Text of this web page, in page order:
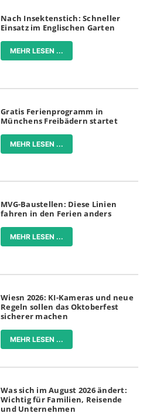
Nach Insektenstich: Schneller
Einsatz im Englischen Garten
MEHR LESEN ...
Gratis Ferienprogramm in
Münchens Freibädern startet
MEHR LESEN ...
MVG-Baustellen: Diese Linien
fahren in den Ferien anders
MEHR LESEN ...
Wiesn 2026: KI-Kameras und neue
Regeln sollen das Oktoberfest
sicherer machen
MEHR LESEN ...
Was sich im August 2026 ändert:
Wichtig für Familien, Reisende
und Unternehmen